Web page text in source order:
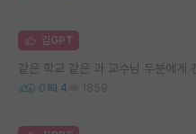
김GPT
같은 학교 같은 과 교수님 두분에게
0 4 1859